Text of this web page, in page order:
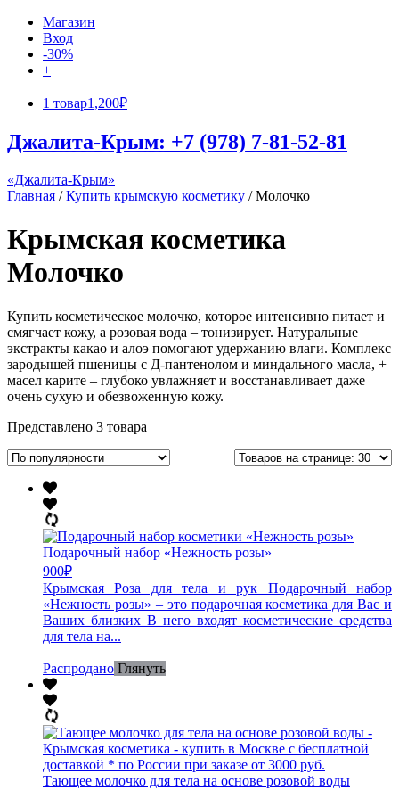
Магазин
Вход
-30%
+
1 товар1,200₽
Джалита-Крым: +7 (978) 7-81-52-81
«Джалита-Крым»
Главная /Купить крымскую косметику / Молочко
Крымская косметика
Молочко
Купить косметическое молочко, которое интенсивно питает и
смягчает кожу, а розовая вода – тонизирует. Натуральные
экстракты какао и алоэ помогают удержанию влаги. Комплекс
зародышей пшеницы с Д-пантенолом и миндального масла, +
масел карите – глубоко увлажняет и восстанавливает даже
очень сухую и обезвоженную кожу.
Представлено 3 товара
Подарочный набор «Нежность розы»
900₽
Крымская Роза для тела и рук Подарочный набор
«Нежность розы» – это подарочная косметика для Вас и
Ваших близких В него входят косметические средства
для тела на...
Распродано Глянуть
Тающее молочко для тела на основе розовой воды